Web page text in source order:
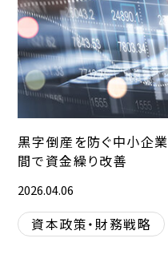
黒字倒産を防ぐ中小企
間で資金繰り改善
2026.04.06
資本政策・財務戦略